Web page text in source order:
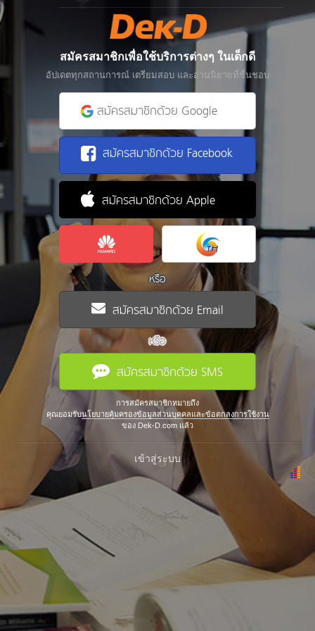
สมัครสมาชิกเพื่อใช้บริการต่างๆ ในเด็กดี
อัปเดตทุกสถานการณ์ เตรียมสอบ และอ่านนิยายที่ชื่นชอบ
สมัครสมาชิกด้วย Google
สมัครสมาชิกด้วย Facebook
สมัครสมาชิกด้วย Apple
หรือ
สมัครสมาชิกด้วย Email
หรือ
สมัครสมาชิกด้วย SMS
การสมัครสมาชิกหมายถึง
คุณยอมรับนโยบายคุ้มครองข้อมูลส่วนบุคคลและข้อตกลงการใช้งาน
ของ Dek-D.com แล้ว
เข้าสู่ระบบ